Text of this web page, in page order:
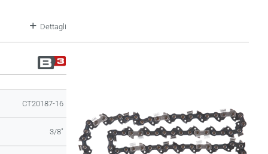
Dettagli
CT20187-16
3/8"